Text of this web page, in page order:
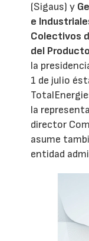
(Sigaus) y
e
Colectivos
del
la
1 de julio
la
director
asume
entidad